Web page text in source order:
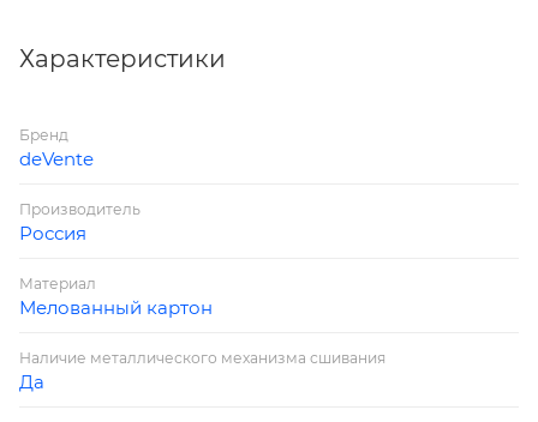
Плотность картона: 280 г/м²
Страна производитель: Россия
Характеристики
Бренд
deVente
Производитель
Россия
Материал
Мелованный картон
Наличие металлического механизма сшивания
Да